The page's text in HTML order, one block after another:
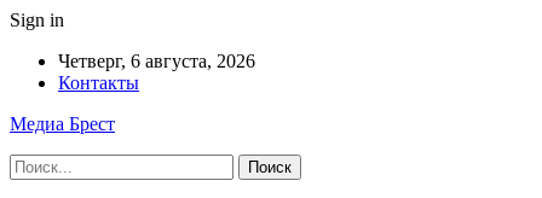
Sign in
Четверг, 6 августа, 2026
Контакты
Медиа Брест